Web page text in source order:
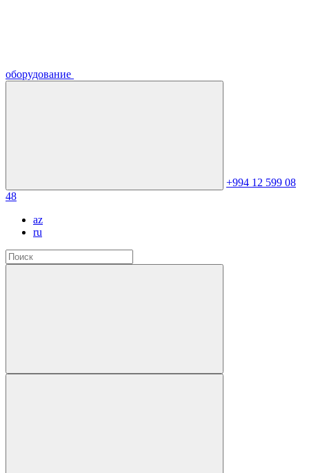
оборудование
+994 12 599 08
48
az
ru